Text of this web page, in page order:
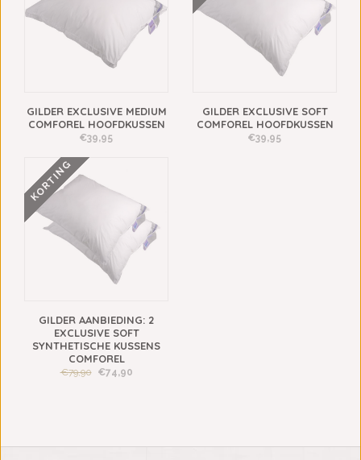
GILDER EXCLUSIVE MEDIUM
COMFOREL HOOFDKUSSEN
€39,95
GILDER EXCLUSIVE SOFT
COMFOREL HOOFDKUSSEN
€39,95
KORTING
GILDER AANBIEDING: 2
EXCLUSIVE SOFT
SYNTHETISCHE KUSSENS
COMFOREL
€79,90 €74,90